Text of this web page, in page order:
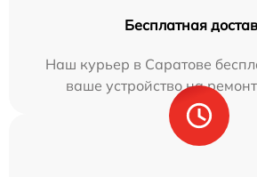
Бесплатная
Наш курьер в Саратове
ваше устройство на